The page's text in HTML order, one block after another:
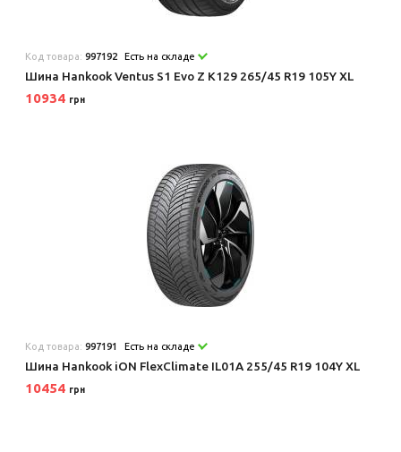
Код товара:997192 Есть на складе
Шина Hankook Ventus S1 Evo Z K129 265/45 R19 105Y XL
10934 грн
Код товара:997191 Есть на складе
Шина Hankook iON FlexClimate IL01A 255/45 R19 104Y XL
10454 грн